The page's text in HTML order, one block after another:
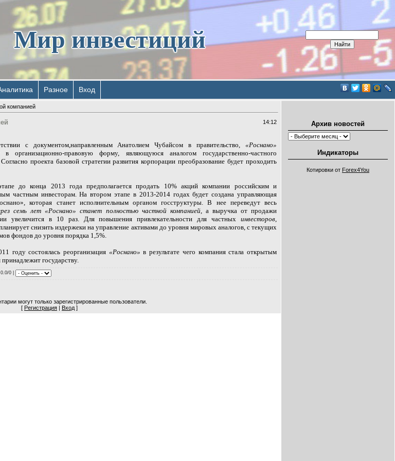
Мир инвестиций
Разное Вход
компанией
14:12
с документом, направленным Анатолием Чубайсом в правительство ,«Роснано»
в организационно-правовую форму, являющуюся аналогом государственно-частного
Согласно проекта базовой стратегии развития корпорации преобразование будет проходить
до конца 2013 года предполагается продать 10% акций компании российским и
частным инвесторам. На втором этапе в 2013-2014 годах будет создана управляющая
которая станет исполнительным органом госструктуры. В нее переведут весь
семь лет «Роснано» станет полностью частной компанией, а выручка от продажи
увеличится в 10 раз. Для повышения привлекательности для частных инвесторов
снизить издержеки на управление активами до уровня мировых аналогов, с текущих
фондов до уровня порядка 1,5%.
году состоялась реорганизация «Роснано» в результате чего компания стала открытым
государству.
0 |
могут только зарегистрированные пользователи.
[ Регистрация | Вход ]
Архив новостей
Индикаторы
Котировки от Forex4You